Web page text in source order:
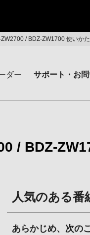
/ BDZ-ZW1700 使いか
ダー サポート・お
/ BDZ-
人気のある番
あらかじめ、次の